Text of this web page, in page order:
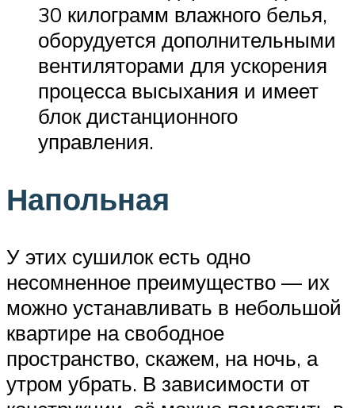
30 килограмм влажного белья,
оборудуется дополнительными
вентиляторами для ускорения
процесса высыхания и имеет
блок дистанционного
управления.
Напольная
У этих сушилок есть одно
несомненное преимущество — их
можно устанавливать в небольшой
квартире на свободное
пространство, скажем, на ночь, а
утром убрать. В зависимости от